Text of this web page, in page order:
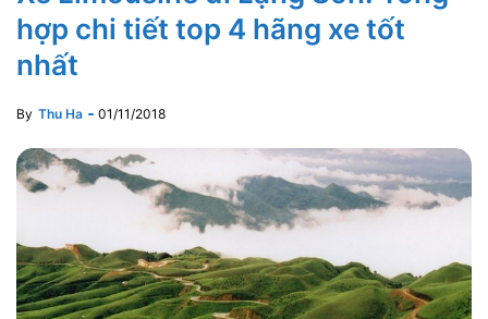
hợp chi tiết top 4 hãng xe tốt
nhất
By Thu Ha 01/11/2018